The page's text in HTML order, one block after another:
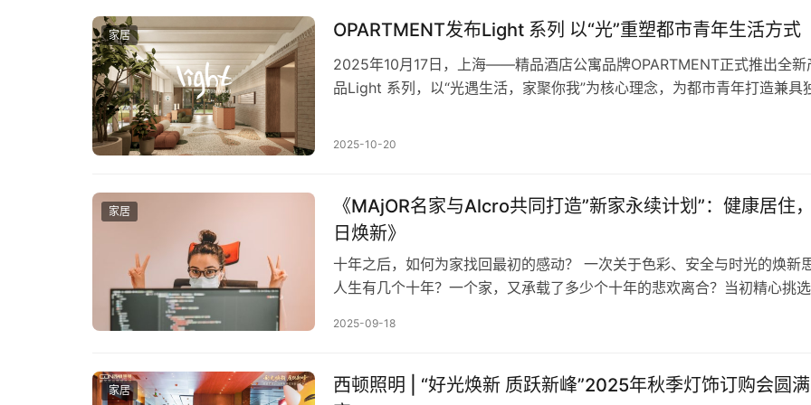
活答案—…
家居 OPARTMENT发布Light 系列 以“光”重塑都市青年生活方式
2025年10月17日，上海——精品酒店公寓品牌OPARTMENT正式推出全新
品Light 系列，以“光遇生活，家聚你我”为核心理念，为都市青年打造兼具
2025-10-20
家居
《MAjOR名家与Alcro共同打造”新家永续计划”：健康居住
日焕新》
十年之后，如何为家找回最初的感动？ 一次关于色彩、安全与时光的焕新
人生有几个十年？一个家，又承载了多少个十年的悲欢离合？当初精心挑选
倦了些许。 当焕新的念头悄然萌生，它远不止于改变颜色。这是一次与自
新，而非追逐转…
2025-09-18
家居
西顿照明 | “好光焕新 质跃新峰”2025年秋季灯饰订购会圆